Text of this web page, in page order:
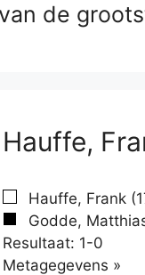
de
Hauffe,
Hauffe, Frank
Godde,
Resultaat: 1-0
Metagegevens »